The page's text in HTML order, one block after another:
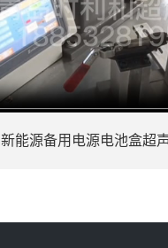
新能源备用电源电池盒超